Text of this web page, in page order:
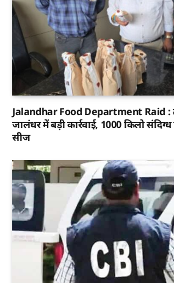
Jalandhar Food Department Raid :
जालंधर में बड़ी कार्रवाई, 1000 किलो
सीज